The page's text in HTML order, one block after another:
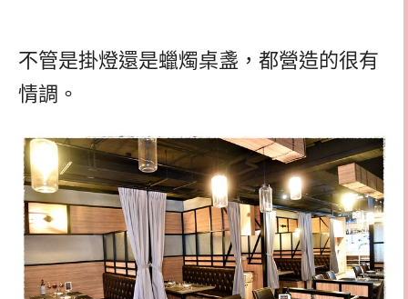
不管是掛燈還是蠟燭桌盞，都營造的很有
情調。